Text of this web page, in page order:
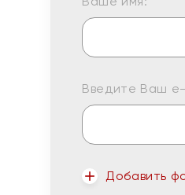
Введите Ваш
Добавить